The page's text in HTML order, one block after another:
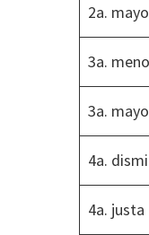
2a.
3a.
3a.
4a.
4a. justa